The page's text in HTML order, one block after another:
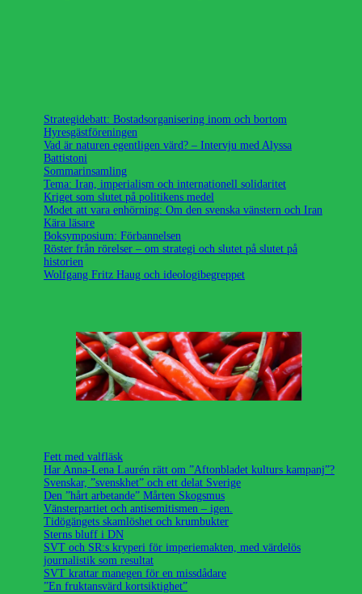
Strategidebatt: Bostadsorganisering inom och bortom
Hyresgästföreningen
Vad är naturen egentligen värd? – Intervju med Alyssa
Battistoni
Sommarinsamling
Tema: Iran, imperialism och internationell solidaritet
Kriget som slutet på politikens medel
Modet att vara enhörning: Om den svenska vänstern och Iran
Kära läsare
Boksymposium: Förbannelsen
Röster från rörelser – om strategi och slutet på slutet på
historien
Wolfgang Fritz Haug och ideologibegreppet
Fett med valfläsk
Har Anna-Lena Laurén rätt om ”Aftonbladet kulturs kampanj”?
Svenskar, ”svenskhet” och ett delat Sverige
Den ”hårt arbetande” Mårten Skogsmus
Vänsterpartiet och antisemitismen – igen.
Tidögängets skamlöshet och krumbukter
Sterns bluff i DN
SVT och SR:s kryperi för imperiemakten, med värdelös
journalistik som resultat
SVT krattar manegen för en missdådare
”En fruktansvärd kortsiktighet”